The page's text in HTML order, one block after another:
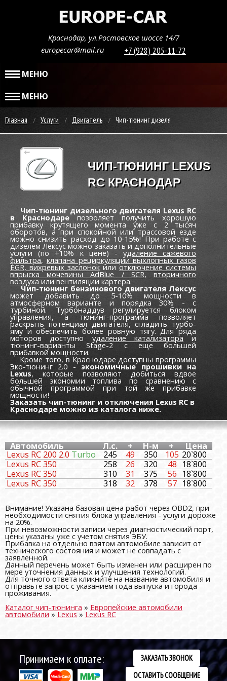
Краснодар, ул.Ростовское шоссе 14/7
europecar@mail.ru
+7 (928) 205-11-72
МЕНЮ
МЕНЮ
Главная Услуги Двигатель Чип-тюнинг дизеля
ЧИП-ТЮНИНГ LEXUS
RC КРАСНОДАР
Чип-тюнинг дизельного двигателя Lexus RC
в Краснодарепозволяет получить хорошую
прибавку крутящего момента уже c 2 тысяч
оборотов, а при спокойной или трассовой езде
можно снизить расход до 10-15%! При работе с
дизелем Лексус можно заказать и дополнительные
услуги (по +10% к цене) -удаление сажевого
фильтра, клапана рециркуляции выхлопных газов
EGR,вихревых заслонокилиотключение системы
впрыска мочевины AdBlue / SCR,вторичного
воздухаили вентиляции картера.
Чип-тюнинг бензинового двигателя Лексус
может добавить до 5-10% мощности в
атмосферном варианте и порядка 30% - с
турбиной. Турбонаддув регулируется блоком
управления, а тюнинг-программа позволяет
раскрыть потенциал двигателя, сгладить турбо-
яму и обеспечить более ровную тягу. Для ряда
моторов доступно удаление катализатора и
тюнинг-варианты Stage-2 с еще большей
прибавкой мощности.
Кроме того, в Краснодаре доступны программы
Эко-тюнинг 2.0 - экономичные прошивки на
Lexus, которые позволяют добиться вдвое
большей экономии топлива по сравнению с
обычной программой при той же прибавке
мощности!
Заказать чип-тюнинг и отключения Lexus RC в
Краснодаре можно из каталога ниже.
Автомобиль Л.с. + Н-м + Цена
Lexus RC 200 2.0 Turbo 245 49 350 105 20`800
Lexus RC 350
258 26 320 48 18`800
Lexus RC 350
310 31 375 56 18`800
Lexus RC 350
318 32 378 57 18`800
Внимание! Указана базовая цена работ через OBD2, при
необходимости снятия блока управления - услуги дороже
на 20%.
При невозможности записи через диагностический порт,
цены указаны уже с учетом снятия ЭБУ.
Прибавка на отдельно взятом автомобиле зависит от
технического состояния и может не совпадать с
заявленной.
Данный перечень может быть изменен или расширен по
мере уточнения данных и улучшения технологий.
Для точного ответа кликните на название автомобиля и
отправьте запрос с указанием года выпуска и города
проживания.
Каталог чип-тюнинга » Европейские автомобили
автомобили»Lexus» Lexus RC
Принимаем к оплате:
ЗАКАЗАТЬ ЗВОНОК
ОСТАВИТЬ СООБЩЕНИЕ